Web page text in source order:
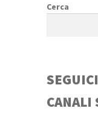
Cerca
CANALI